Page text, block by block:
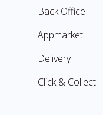
Back Office
Appmarket
Delivery
Click & Collect